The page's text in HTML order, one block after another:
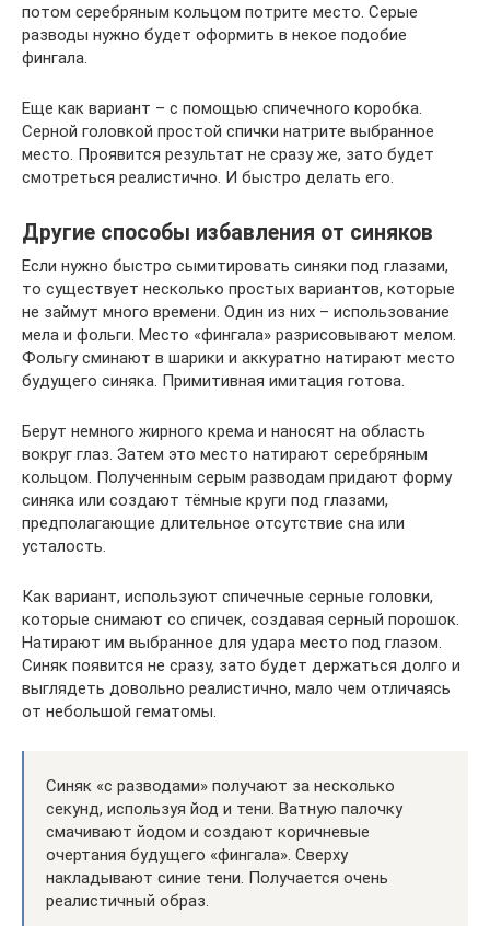
потом серебряным кольцом потрите место. Серые
разводы нужно будет оформить в некое подобие
фингала.
Еще как вариант – с помощью спичечного коробка.
Серной головкой простой спички натрите выбранное
место. Проявится результат не сразу же, зато будет
смотреться реалистично. И быстро делать его.
Другие способы избавления от синяков
Если нужно быстро сымитировать синяки под глазами,
то существует несколько простых вариантов, которые
не займут много времени. Один из них – использование
мела и фольги. Место «фингала» разрисовывают мелом.
Фольгу сминают в шарики и аккуратно натирают место
будущего синяка. Примитивная имитация готова.
Берут немного жирного крема и наносят на область
вокруг глаз. Затем это место натирают серебряным
кольцом. Полученным серым разводам придают форму
синяка или создают тёмные круги под глазами,
предполагающие длительное отсутствие сна или
усталость.
Как вариант, используют спичечные серные головки,
которые снимают со спичек, создавая серный порошок.
Натирают им выбранное для удара место под глазом.
Синяк появится не сразу, зато будет держаться долго и
выглядеть довольно реалистично, мало чем отличаясь
от небольшой гематомы.
Синяк «с разводами» получают за несколько
секунд, используя йод и тени. Ватную палочку
смачивают йодом и создают коричневые
очертания будущего «фингала». Сверху
накладывают синие тени. Получается очень
реалистичный образ.